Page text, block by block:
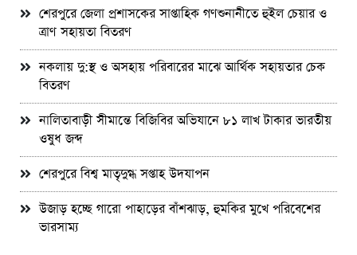
শেরপুরে জেলা প্রশাসকের সাপ্তাহিক গণশুনানীতে হুইল চেয়ার ও
ত্রাণ সহায়তা বিতরণ
নকলায় দু:স্থ ও অসহায় পরিবারের মাঝে আর্থিক সহায়তার চেক
বিতরণ
নালিতাবাড়ী সীমান্তে বিজিবির অভিযানে ৮১ লাখ টাকার ভারতীয়
ওষুধ জব্দ
শেরপুরে বিশ্ব মাতৃদুগ্ধ সপ্তাহ উদযাপন
উজাড় হচ্ছে গারো পাহাড়ের বাঁশঝাড়, হুমকির মুখে পরিবেশের
ভারসাম্য